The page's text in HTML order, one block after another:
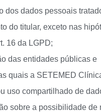
dos dados pessoais
do titular, exceto nas
16 da LGPD;
das entidades públicas e
quais a SETEMED
uso compartilhado de
sobre a possibilidade de